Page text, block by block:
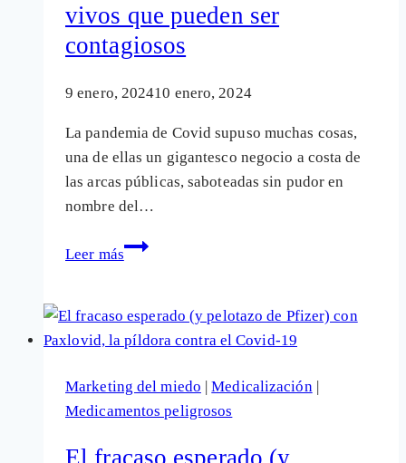
vivos que pueden ser
contagiosos
9 enero, 202410 enero, 2024
La pandemia de Covid supuso muchas cosas,
una de ellas un gigantesco negocio a costa de
las arcas públicas, saboteadas sin pudor en
nombre del…
Leer más
El
de
Paxlovid,
píldora
antiCovid
Marketing del miedo |Medicalización|
Medicamentos peligrosos